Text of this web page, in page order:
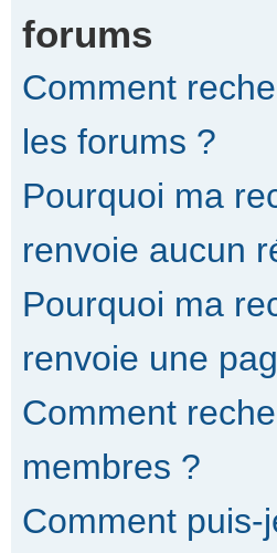
forums
Comment
les forums ?
Pourquoi ma
renvoie aucun
Pourquoi ma
renvoie une
Comment
membres ?
Comment puis-